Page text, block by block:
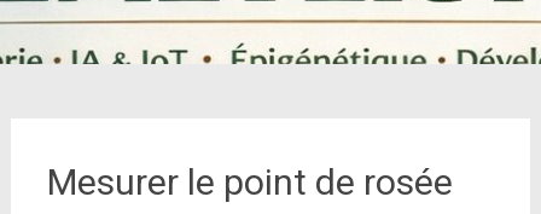
Mesurer le point de rosée